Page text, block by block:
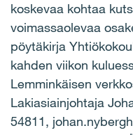
koskevaa kohtaa
voimassaolevaa
pöytäkirja
kahden viikon
Lemminkäisen
Lakiasiainjohtaja
54811,